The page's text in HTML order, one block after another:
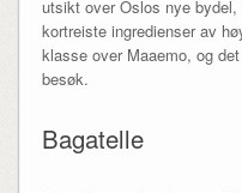
utsikt over Oslos nye
kortreiste ingredienser av
klasse over Maaemo, og
besøk.
Bagatelle